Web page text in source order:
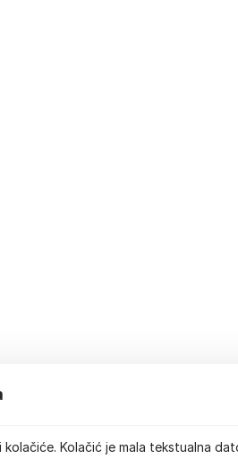
Kolačić je mala tekstualna